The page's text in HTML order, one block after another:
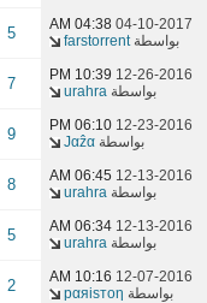
04-10-2017
04:38 AM
بواسطةfarstorrent
5
12-26-2016
10:39 PM
بواسطة urahra
7
12-23-2016
06:10 PM
بواسطة Јαẑα
9
12-13-2016
06:45 AM
بواسطة urahra
8
12-13-2016
06:34 AM
بواسطة urahra
5
12-07-2016
10:16 AM
بواسطة pαяisтoη
2